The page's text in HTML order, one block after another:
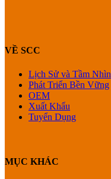
VỀ SCC
Lịch Sử và Tầm Nhìn
Phát Triển Bền Vững
OEM
Xuất Khẩu
Tuyển Dụng
MỤC KHÁC